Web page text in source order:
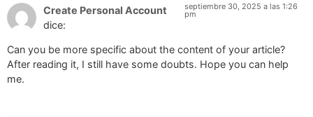
Create Personal Account
dice:
septiembre 30, 2025 a las 1:26
pm
Can you be more specific about the content of your article?
After reading it, I still have some doubts. Hope you can help
me.